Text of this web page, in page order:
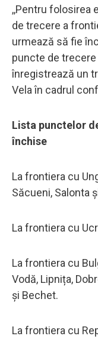
,,Pentru folosirea
de trecere a
urmează să fie
puncte de
înregistrează un
Vela în cadrul
Lista punctelor
închise
La frontiera cu
Săcueni, Salonta
La frontiera cu
La frontiera cu
Vodă, Lipnița,
și Bechet.
La frontiera cu